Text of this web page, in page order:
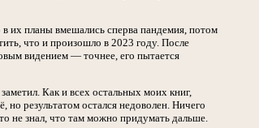
их планы вмешались сперва пандемия, потом
что и произошло в 2023 году. После
видением — точнее, его пытается
Как и всех остальных моих книг,
результатом остался недоволен. Ничего
не знал, что там можно придумать дальше.